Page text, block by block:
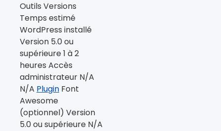
Outils Versions
Temps estimé
WordPress installé
Version 5.0 ou
supérieure 1 à 2
heures Accès
administrateur N/A
N/A Plugin Font
Awesome
(optionnel) Version
5.0 ou supérieure N/A